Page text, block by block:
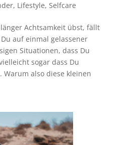
, Lifestyle, Selfcare
Achtsamkeit übst, fällt
auf einmal gelassener
Situationen, dass Du
sogar dass Du
Warum also diese kleinen